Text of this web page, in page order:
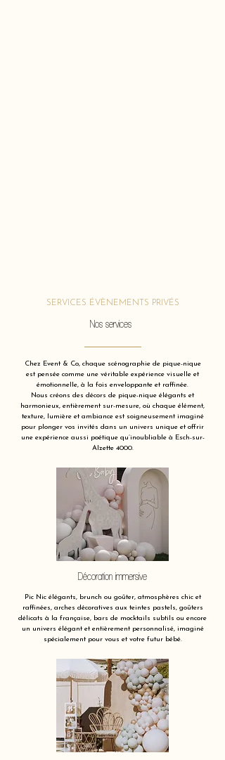
SERVICES ÉVÈNEMENTS PRIVÉS
Nos services
Chez Event & Co, chaque scénographie de pique-nique
est pensée comme une véritable expérience visuelle et
émotionnelle, à la fois enveloppante et raffinée.
Nous créons des décors de pique-nique élégants et
harmonieux, entièrement sur-mesure, où chaque élément,
texture, lumière et ambiance est soigneusement imaginé
pour plonger vos invités dans un univers unique et offrir
une expérience aussi poétique qu’inoubliable à Esch-sur-
Alzette 4000.
Décoration immersive
Pic Nic élégants, brunch ou goûter, atmosphères chic et
raffinées, arches décoratives aux teintes pastels, goûters
délicats à la française, bars de mocktails subtils ou encore
un univers élégant et entièrement personnalisé, imaginé
spécialement pour vous et votre futur bébé.